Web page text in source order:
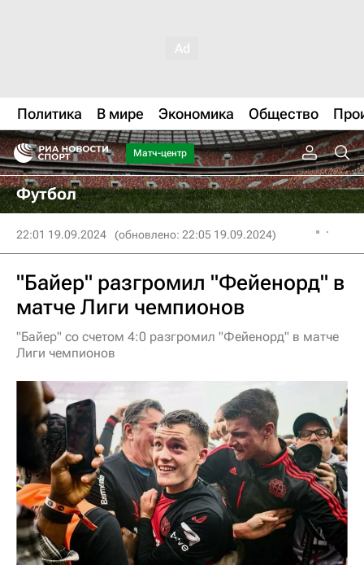
Политика В мире Экономика Общество
Матч-центр
Футбол
22:01 19.09.2024 (обновлено: 22:05 19.09.2024)
"Байер" разгромил "Фейенорд" в
матче Лиги чемпионов
"Байер" со счетом 4:0 разгромил "Фейенорд" в матче
Лиги чемпионов